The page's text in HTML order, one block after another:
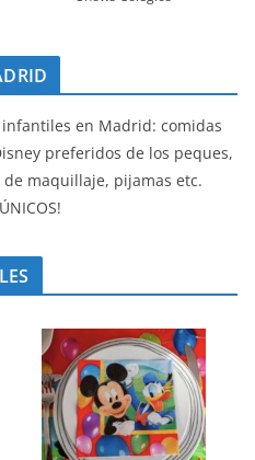
en Madrid: comidas
preferidos de los peques,
maquillaje, pijamas etc.